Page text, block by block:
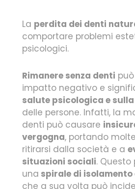
La perdita dei denti
comportare problemi
psicologici.
Rimanere senza denti
impatto negativo e
salute psicologica e
delle persone. Infatti, la
denti può causare
vergogna, portando
ritirarsi dalla società e a
situazioni sociali.
una spirale di
che a sua volta può